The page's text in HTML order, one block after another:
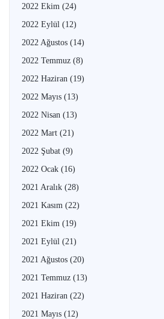
2022 Ekim (24)
2022 Eylül (12)
2022 Ağustos (14)
2022 Temmuz (8)
2022 Haziran (19)
2022 Mayıs (13)
2022 Nisan (13)
2022 Mart (21)
2022 Şubat (9)
2022 Ocak (16)
2021 Aralık (28)
2021 Kasım (22)
2021 Ekim (19)
2021 Eylül (21)
2021 Ağustos (20)
2021 Temmuz (13)
2021 Haziran (22)
2021 Mayıs (12)